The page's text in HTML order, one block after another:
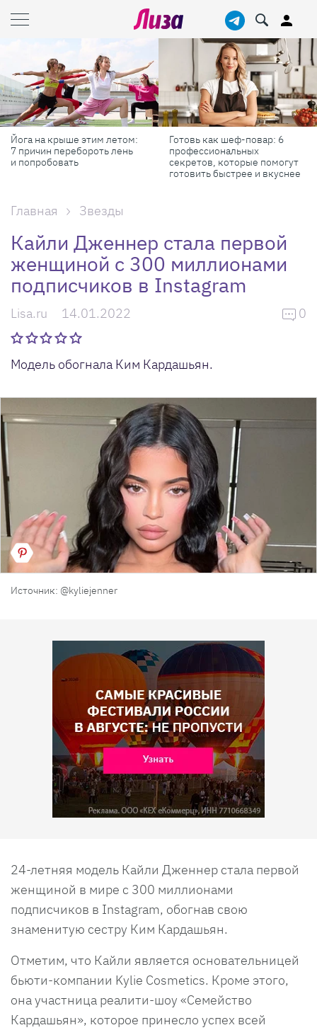
Йога на крыше этим летом:
7 причин перебороть лень
и попробовать
Готовь как шеф-повар: 6
профессиональных
секретов, которые помогут
готовить быстрее и вкуснее
Главная Звезды
Кайли Дженнер стала первой
женщиной с 300 миллионами
подписчиков в Instagram
Lisa.ru 14.01.2022 0
Модель обогнала Ким Кардашьян.
Источник: @kyliejenner
24-летняя модель Кайли Дженнер стала первой
женщиной в мире с 300 миллионами
подписчиков в Instagram, обогнав свою
знаменитую сестру Ким Кардашьян.
Отметим, что Кайли является основательницей
бьюти-компании Kylie Cosmetics. Кроме этого,
она участница реалити-шоу «Семейство
Кардашьян», которое принесло успех всей